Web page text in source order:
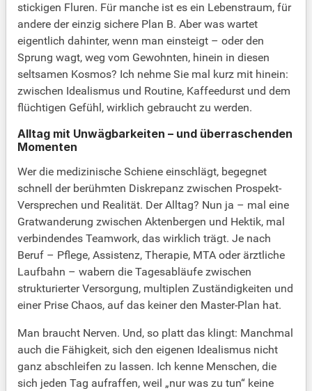
stickigen Fluren. Für manche ist es ein Lebenstraum, für
andere der einzig sichere Plan B. Aber was wartet
eigentlich dahinter, wenn man einsteigt – oder den
Sprung wagt, weg vom Gewohnten, hinein in diesen
seltsamen Kosmos? Ich nehme Sie mal kurz mit hinein:
zwischen Idealismus und Routine, Kaffeedurst und dem
flüchtigen Gefühl, wirklich gebraucht zu werden.
Alltag mit Unwägbarkeiten – und überraschenden
Momenten
Wer die medizinische Schiene einschlägt, begegnet
schnell der berühmten Diskrepanz zwischen Prospekt-
Versprechen und Realität. Der Alltag? Nun ja – mal eine
Gratwanderung zwischen Aktenbergen und Hektik, mal
verbindendes Teamwork, das wirklich trägt. Je nach
Beruf – Pflege, Assistenz, Therapie, MTA oder ärztliche
Laufbahn – wabern die Tagesabläufe zwischen
strukturierter Versorgung, multiplen Zuständigkeiten und
einer Prise Chaos, auf das keiner den Master-Plan hat.
Man braucht Nerven. Und, so platt das klingt: Manchmal
auch die Fähigkeit, sich den eigenen Idealismus nicht
ganz abschleifen zu lassen. Ich kenne Menschen, die
sich jeden Tag aufraffen, weil „nur was zu tun“ keine